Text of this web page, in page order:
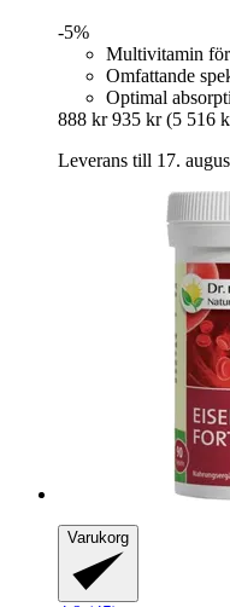
-5%
Multivitamin
Omfattande
Optimal
888 kr 935 kr (5 516
Leverans till 17.
Varukorg